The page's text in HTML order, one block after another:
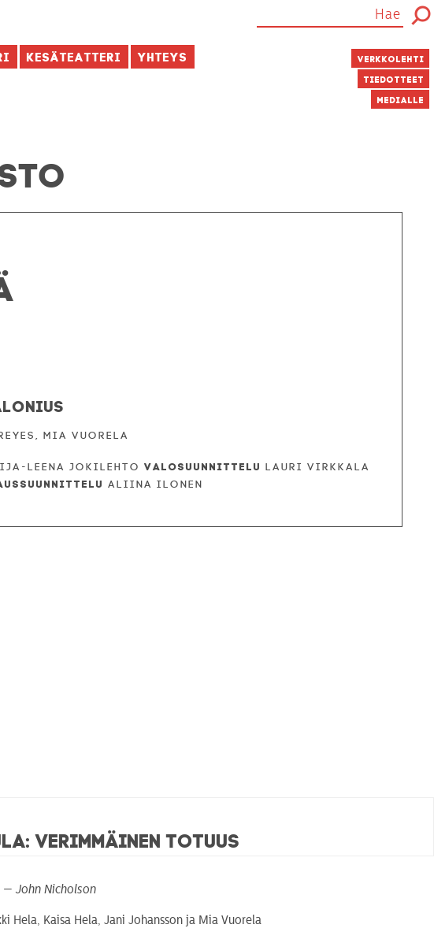
Kesäteatteri Yhteys Verkkolehti
Tiedotteet
Medialle
Mia Vuorela
Leena Jokilehto Valosuunnittelu Lauri Virkkala
Aliina Ilonen
Verimmäinen totuus
— John Nicholson
Hela, Kaisa Hela, Jani Johansson ja Mia Vuorela